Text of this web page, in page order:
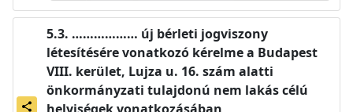
share
……………… új bérleti jogviszony
létesítésére vonatkozó kérelme a Budapest
VIII. kerület, Lujza u. 16. szám alatti
önkormányzati tulajdonú nem lakás célú